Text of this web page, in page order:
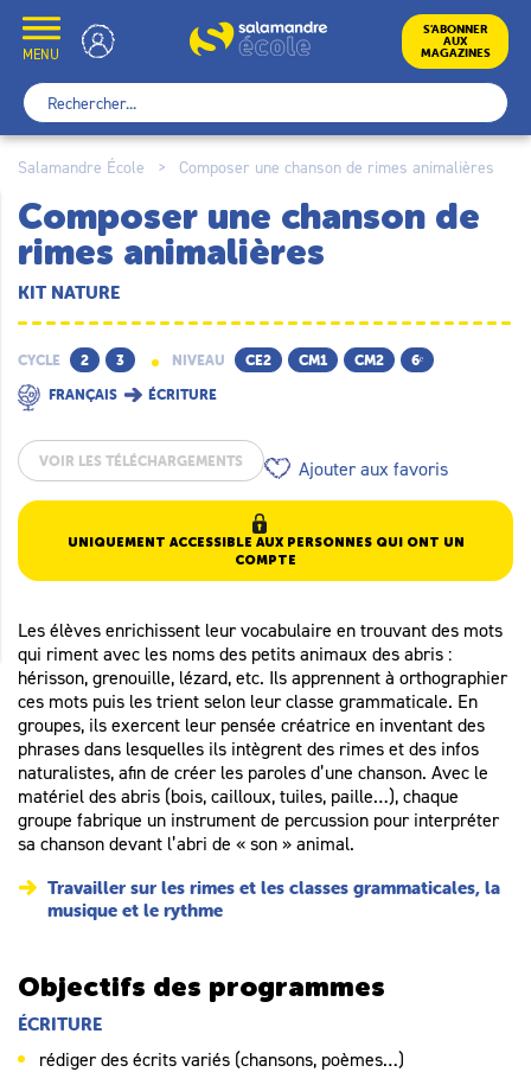
content
MENU
École S’ABONNER
AUX
MAGAZINES
Rechercher :
Salamandre École > Composer une chanson de rimes animalières
Composer une chanson de
rimes animalières
KIT NATURE
CYCLE 2 3 NIVEAU CE2 CM1 CM2
6ᵉ
FRANÇAIS
ÉCRITURE
VOIR LES TÉLÉCHARGEMENTS Ajouter aux favoris
UNIQUEMENT ACCESSIBLE AUX PERSONNES QUI ONT UN
COMPTE
Les élèves enrichissent leur vocabulaire en trouvant des mots
qui riment avec les noms des petits animaux des abris :
hérisson, grenouille, lézard, etc. Ils apprennent à orthographier
ces mots puis les trient selon leur classe grammaticale. En
groupes, ils exercent leur pensée créatrice en inventant des
phrases dans lesquelles ils intègrent des rimes et des infos
naturalistes, afin de créer les paroles d’une chanson. Avec le
matériel des abris (bois, cailloux, tuiles, paille…), chaque
groupe fabrique un instrument de percussion pour interpréter
sa chanson devant l’abri de « son » animal.
Travailler sur les rimes et les classes grammaticales, la
musique et le rythme
Objectifs des programmes
ÉCRITURE
rédiger des écrits variés (chansons, poèmes…)